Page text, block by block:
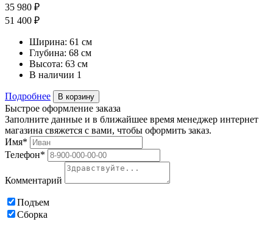
35 980 ₽
51 400 ₽
Ширина: 61 см
Глубина: 68 см
Высота: 63 см
В наличии 1
Подробнее В корзину
Быстрое оформление заказа
Заполните данные и в ближайшее время менеджер интернет
магазина свяжется с вами, чтобы оформить заказ.
Имя*
Телефон*
Комментарий
Подъем
Сборка